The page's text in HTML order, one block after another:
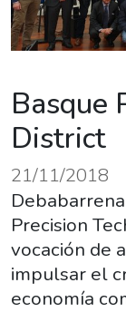
Basque
District
21/11/2018
Precision
vocación de
impulsar el
economía